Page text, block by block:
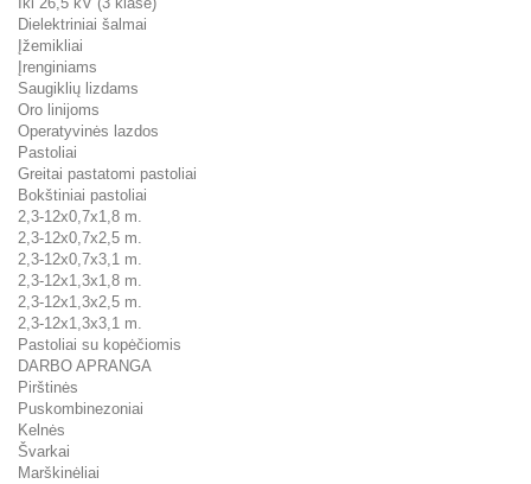
Dielektriniai šalmai
Įžemikliai
Įrenginiams
Saugiklių lizdams
Oro linijoms
Operatyvinės lazdos
Pastoliai
Greitai pastatomi pastoliai
Bokštiniai pastoliai
2,3-12x0,7x1,8 m.
2,3-12x0,7x2,5 m.
2,3-12x0,7x3,1 m.
2,3-12x1,3x1,8 m.
2,3-12x1,3x2,5 m.
2,3-12x1,3x3,1 m.
Pastoliai su kopėčiomis
DARBO APRANGA
Pirštinės
Puskombinezoniai
Kelnės
Švarkai
Marškinėliai